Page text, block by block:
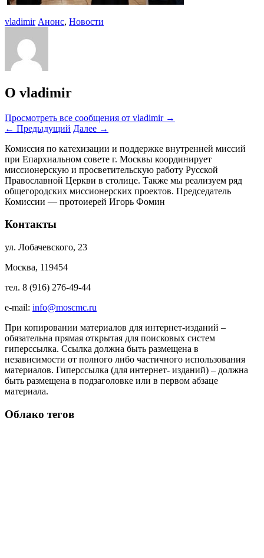
vladimir Анонс, Новости
О vladimir
Просмотреть все сообщения от vladimir →
← Предыдущий Далее →
Комиссия по катехизации и поддержке внутренней миссий
при Епархиальном совете г. Москвы координирует
миссионерскую и просветительскую работу Русской
Православной Церкви в столице. Также мы реализуем ряд
общегородских миссионерских проектов. Председатель
Комиссии — протоиерей Игорь Фомин
Контакты
ул. Лобачевского, 23
Москва, 119454
тел. 8 (916) 276-49-44
e-mail: info@moscmc.ru
При копировании материалов для интернет-изданий –
обязательна прямая открытая для поисковых систем
гиперссылка. Ссылка должна быть размещена в
независимости от полного либо частичного использования
материалов. Гиперссылка (для интернет- изданий) – должна
быть размещена в подзаголовке или в первом абзаце
материала.
Облако тегов